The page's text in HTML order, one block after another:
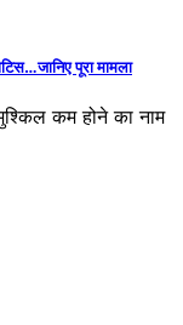
पूरा मामला
कम होने का नाम